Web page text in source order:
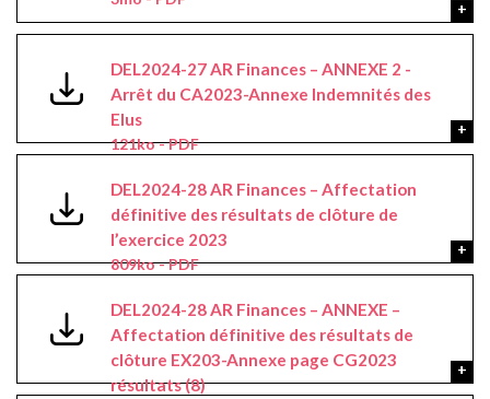
DEL2024-27 AR Finances – ANNEXE 2 -
Arrêt du CA2023-Annexe Indemnités des
Elus
121ko - PDF
DEL2024-28 AR Finances – Affectation
définitive des résultats de clôture de
l’exercice 2023
809ko - PDF
DEL2024-28 AR Finances – ANNEXE –
Affectation définitive des résultats de
clôture EX203-Annexe page CG2023
résultats (8)